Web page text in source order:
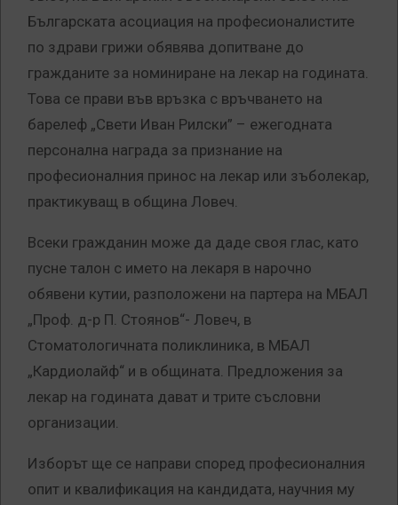
Българската асоциация на професионалистите
по здрави грижи обявява допитване до
гражданите за номиниране на лекар на годината.
Това се прави във връзка с връчването на
барелеф „Свети Иван Рилски” – ежегодната
персонална награда за признание на
професионалния принос на лекар или зъболекар,
практикуващ в община Ловеч.
Всеки гражданин може да даде своя глас, като
пусне талон с името на лекаря в нарочно
обявени кутии, разположени на партера на МБАЛ
„Проф. д-р П. Стоянов“- Ловеч, в
Стоматологичната поликлиника, в МБАЛ
„Кардиолайф“ и в общината. Предложения за
лекар на годината дават и трите съсловни
организации.
Изборът ще се направи според професионалния
опит и квалификация на кандидата, научния му